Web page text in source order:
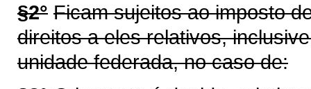
§2° Ficam sujeitos ao imposto
direitos a eles relativos,
unidade federada, no caso de: